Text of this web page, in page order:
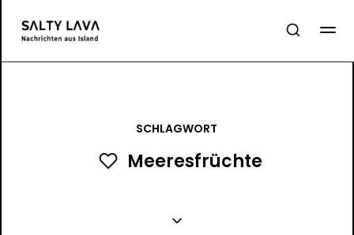
SCHLAGWORT
Meeresfrüchte